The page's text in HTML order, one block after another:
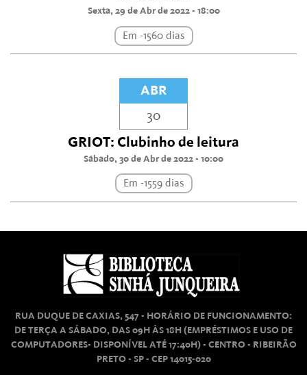
Sexta, 29 de Abr de 2022 - 18:00
Em -1560 dias
ABR
30
GRIOT: Clubinho de leitura
Sábado, 30 de Abr de 2022 - 10:00
Em -1559 dias
RUA DUQUE DE CAXIAS, 547 - HORÁRIO DE FUNCIONAMENTO:
DE TERÇA A SÁBADO, DAS 09H ÀS 18H (EMPRÉSTIMOS E USO DE
COMPUTADORES- DISPONÍVEL ATÉ 17:40H) - CENTRO - RIBEIRÃO
PRETO - SP - CEP 14015-020